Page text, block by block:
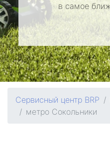
в самое
Сервисный центр BRP
метро Сокольники